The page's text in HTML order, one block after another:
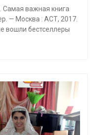
Самая важная книга
— Москва : АСТ, 2017.
вошли бестселлеры